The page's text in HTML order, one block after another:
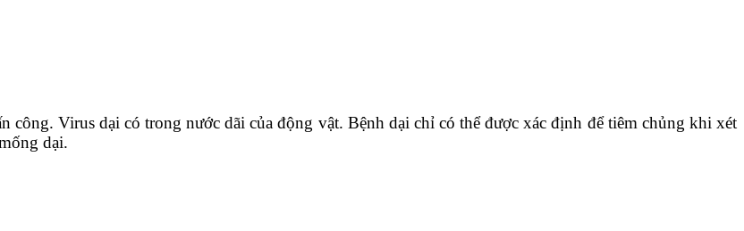
Virus dại có trong nước dãi của động vật. Bệnh dại chỉ có thể được xác định để tiêm chủng khi xét
dại.